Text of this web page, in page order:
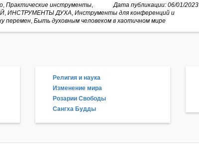
Дата публикации: 06/01/2023
, Практические инструменты,
, ИНСТРУМЕНТЫ ДУХА, Инструменты для конференций и
перемен, Быть духовным человеком в хаотичном мире
Религия и наука
Изменение мира
Розарии Свободы
Сангха Будды